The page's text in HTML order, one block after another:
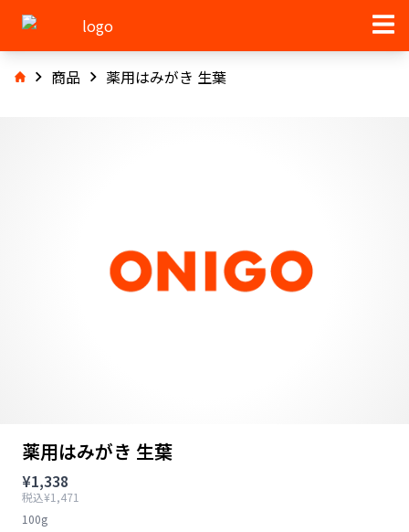
商品 薬用はみがき 生葉
薬用はみがき 生葉
¥1,338
税込¥1,471
100g